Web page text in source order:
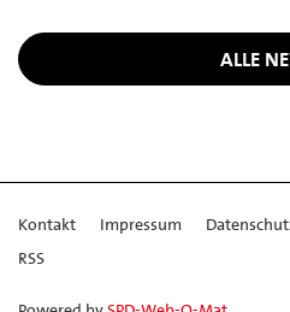
ALLE
Kontakt Impressum
RSS